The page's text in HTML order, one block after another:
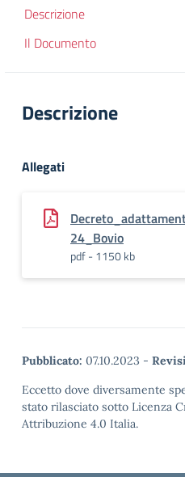
Descrizione
Il Documento
Descrizione
Allegati
24_Bovio
pdf - 1150 kb
Pubblicato: 07.10.2023 -
Eccetto dove diversamente
stato rilasciato sotto Licenza
Attribuzione 4.0 Italia.